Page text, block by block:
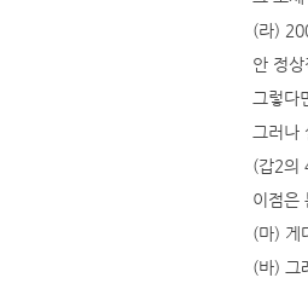
(라)
안 정
그렇다
그러나
(갑2의
이점은
(마) 게
(바) 그